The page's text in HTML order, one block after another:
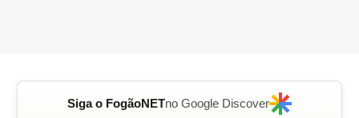
Siga o FogãoNETno Google Discover